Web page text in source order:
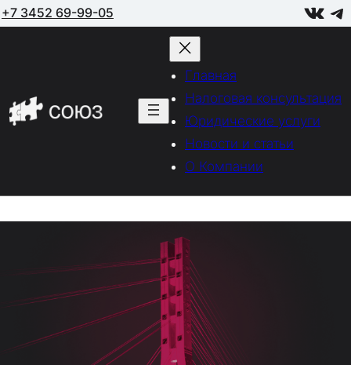
+7 3452 69-99-05 VK Telegram
Главная
Налоговая консультация
Юридические услуги
Новости и статьи
О Компании